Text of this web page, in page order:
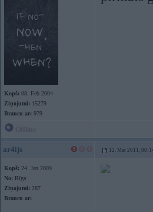
Kopš: 08. Feb 2004
Ziņojumi: 15279
Braucu ar: 979
ar4ijs 12. Mar 2011,
Kopš: 24. Jan 2009
No: Rīga
Ziņojumi: 287
Braucu ar: